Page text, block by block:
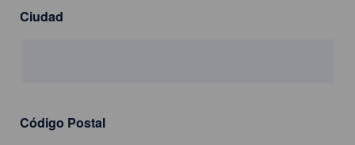
Ciudad
Código Postal